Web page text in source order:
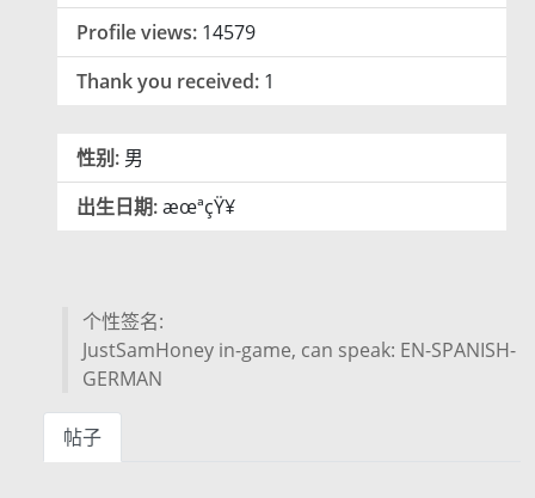
Profile views: 14579
Thank you received: 1
性别: 男
出生日期:æœªçŸ¥
个性签名:
JustSamHoney in-game, can speak: EN-SPANISH-
GERMAN
帖子